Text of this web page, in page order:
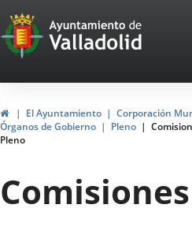
Portal
Web
del
Ayuntamiento
de
Valladolid
InicioEl Ayuntamiento
Corporación
Órganos de Gobierno
Pleno
Pleno